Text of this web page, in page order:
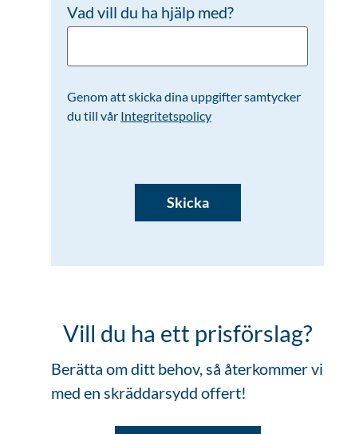
Vad vill du ha hjälp med?
Genom att skicka dina uppgifter samtycker
du till vår Integritetspolicy
Vill du ha ett prisförslag?
Berätta om ditt behov, så återkommer vi
med en skräddarsydd offert!